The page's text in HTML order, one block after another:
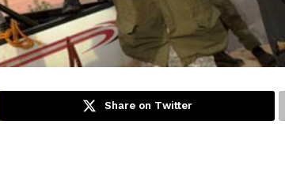
Share on Twitter